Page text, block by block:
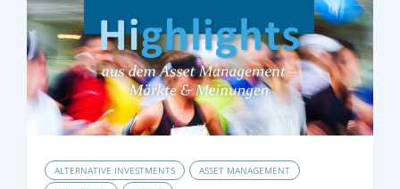
Schneider
, Leiter Portfolio Management bei
HanseMerkur Trust, Alexander Lehn, Senior
Sales Manager bei BNP Paribas, Mario Oppmann,
Geschäftsführer der HUK-Coburg Asset
Management, und Sebastian Stehling, CFA, Head of
Investments bei der Deutschen Betriebsrenten
Holding, über aktuelle und künftige Chancen in
den Private Markets.
ALTERNATIVE INVESTMENTS
ASSET MANAGEMENT